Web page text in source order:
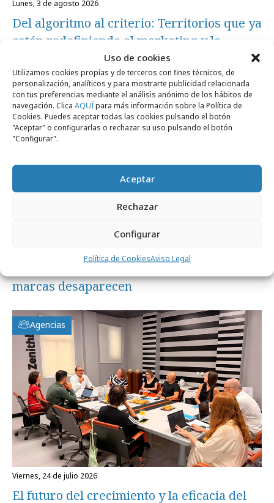
Uso de cookies
Utilizamos cookies propias y de terceros con fines técnicos, de
personalización, analíticos y para mostrarte publicidad relacionada
con tus preferencias mediante el análisis anónimo de los hábitos de
navegación. Clica AQUÍpara más información sobre la Política de
Cookies. Puedes aceptar todas las cookies pulsando el botón
"Aceptar" o configurarlas o rechazar su uso pulsando el botón
"Configurar".
Aceptar
Rechazar
Configurar
Política de CookiesAviso Legal
lunes, 3 de agosto 2026
Del algoritmo al criterio: Territorios que ya
están redefiniendo el marketing y la
Agencias
Cómo destacar en agosto cuando otras
marcas desaparecen
Agencias
viernes, 24 de julio 2026
El futuro del crecimiento y la eficacia del